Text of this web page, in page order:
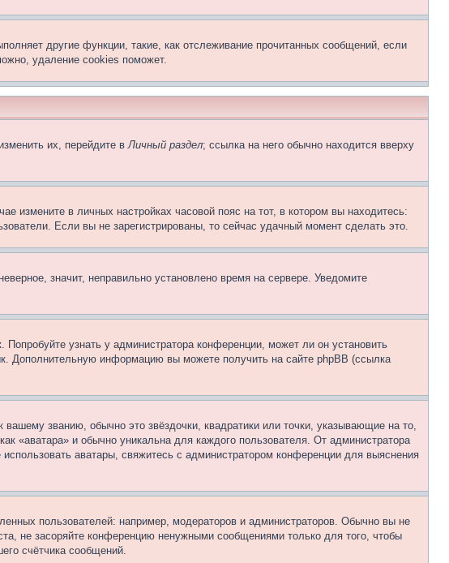
другие функции, такие, как отслеживание прочитанных сообщений, если
удаление cookies поможет.
их, перейдите вЛичный раздел; ссылка на него обычно находится вверху
измените в личных настройках часовой пояс на тот, в котором вы находитесь:
Если вы не зарегистрированы, то сейчас удачный момент сделать это.
значит, неправильно установлено время на сервере. Уведомите
узнать у администратора конференции, может ли он установить
Дополнительную информацию вы можете получить на сайте phpBB (ссылка
званию, обычно это звёздочки, квадратики или точки, указывающие на то,
«аватара» и обычно уникальна для каждого пользователя. От администратора
аватары, свяжитесь с администратором конференции для выяснения
пользователей: например, модераторов и администраторов. Обычно вы не
не засоряйте конференцию ненужными сообщениями только для того, чтобы
счётчика сообщений.